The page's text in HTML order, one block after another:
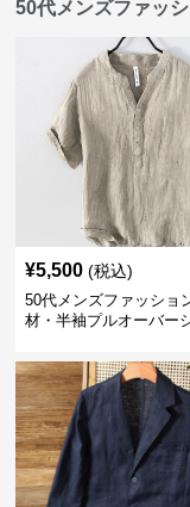
50代メンズファッ
¥5,500 (税込)
50代メンズファッショ
材・半袖プルオーバー